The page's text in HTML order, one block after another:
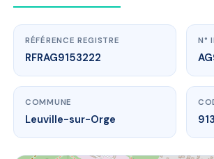
RÉFÉRENCE REGISTRE
RFRAG9153222
N°
COMMUNE
Leuville-sur-Orge